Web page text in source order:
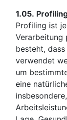
1.05.
Profiling ist
Verarbeitung
besteht,
verwendet
um
eine